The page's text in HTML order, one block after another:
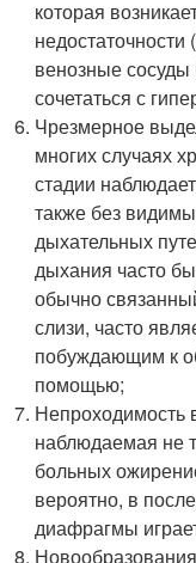
которая
венозные
сочетаться с
Чрезмерное
многих случаях
стадии
также без
дыхательных
дыхания часто
обычно
слизи, часто
побуждающим к
помощью;
Непроходимость
наблюдаемая не
больных
вероятно, в
диафрагмы